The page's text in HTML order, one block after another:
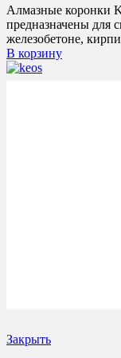
Алмазные коронки
предназначены для
железобетоне,
В корзину
Закрыть